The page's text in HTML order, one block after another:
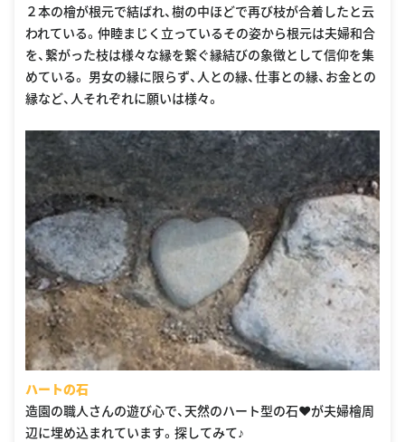
２本の檜が根元で結ばれ、樹の中ほどで再び枝が合着したと云
われている。仲睦まじく立っているその姿から根元は夫婦和合
を、繋がった枝は様々な縁を繋ぐ縁結びの象徴として信仰を集
めている。 男女の縁に限らず、人との縁、仕事との縁、お金との
縁など、人それぞれに願いは様々。
ハートの石
造園の職人さんの遊び心で、天然のハート型の石♥が夫婦檜周
辺に埋め込まれています。探してみて♪